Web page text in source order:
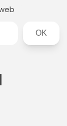
Rechercher